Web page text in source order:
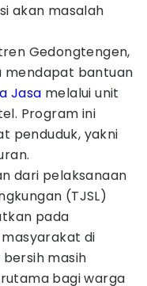
akan masalah
Gedongtengen,
mendapat bantuan
Jasa melalui unit
Program ini
penduduk, yakni
dari pelaksanaan
(TJSL)
pada
di
masih
bagi warga